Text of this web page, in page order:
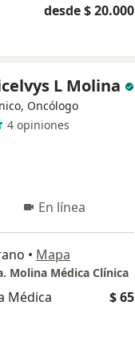
desde $ 20.000
L Molina
Oncólogo
4 opiniones
En línea
• Mapa
Molina Médica Clínica
Médica $ 65